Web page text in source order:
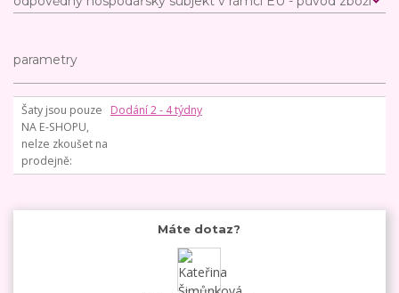
parametry
Šaty jsou pouze
NA E-SHOPU,
nelze zkoušet na
prodejně
Dodání 2 - 4 týdny
Máte dotaz?